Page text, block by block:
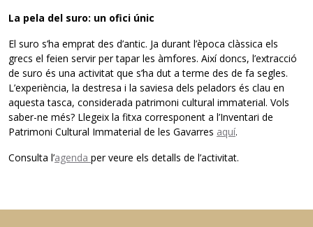
La pela del suro: un ofici únic
El suro s’ha emprat des d’antic. Ja durant l’època clàssica els
grecs el feien servir per tapar les àmfores. Així doncs, l’extracció
de suro és una activitat que s’ha dut a terme des de fa segles.
L’experiència, la destresa i la saviesa dels peladors és clau en
aquesta tasca, considerada patrimoni cultural immaterial. Vols
saber-ne més? Llegeix la fitxa corresponent a l’Inventari de
Patrimoni Cultural Immaterial de les Gavarres aquí.
Consulta l’agenda per veure els detalls de l’activitat.